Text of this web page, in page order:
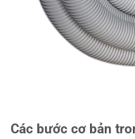
Các bước cơ bản